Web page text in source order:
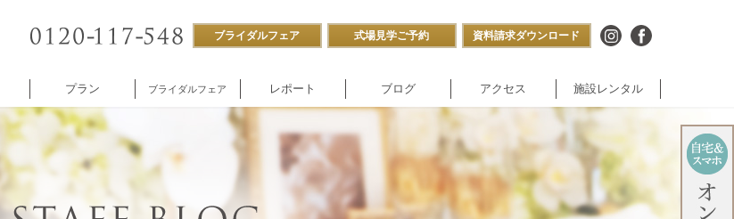
ブライダルフェア 式場見学ご予約 資料請求ダウンロード
付帯設備
企業様向け
パーティ
施設内撮影貸し
プラン ブライダルフェア レポート ブログ アクセス 施設レンタル